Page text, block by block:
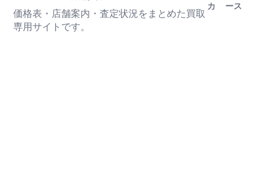
価格表・店舗案内・査定状況をまとめた買取
専用サイトです。
カ
ース